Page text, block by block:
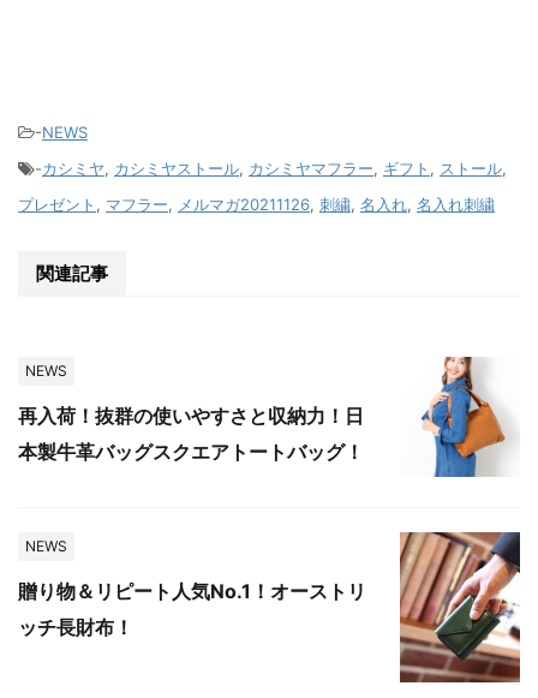
-NEWS
-カシミヤ, カシミヤストール, カシミヤマフラー, ギフト , ストール,
プレゼント , マフラー, メルマガ20211126, 刺繍, 名入れ, 名入れ刺繍
関連記事
NEWS
再入荷！抜群の使いやすさと収納力！日
本製牛革バッグスクエアトートバッグ！
NEWS
贈り物＆リピート人気No.1！オーストリ
ッチ長財布！